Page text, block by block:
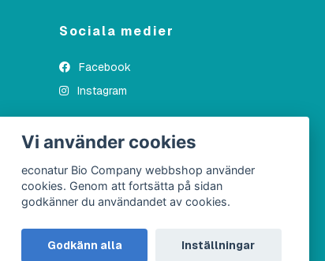
Sociala medier
Facebook
Instagram
Vi använder cookies
econatur Bio Company webbshop använder
cookies. Genom att fortsätta på sidan
godkänner du användandet av cookies.
Godkänn alla Inställningar